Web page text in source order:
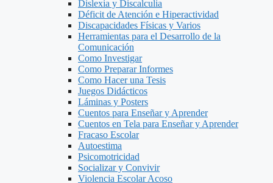
Dislexia y Discalculia
Déficit de Atención e Hiperactividad
Discapacidades Físicas y Varios
Herramientas para el Desarrollo de la
Comunicación
Como Investigar
Como Preparar Informes
Como Hacer una Tesis
Juegos Didácticos
Láminas y Posters
Cuentos para Enseñar y Aprender
Cuentos en Tela para Enseñar y Aprender
Fracaso Escolar
Autoestima
Psicomotricidad
Socializar y Convivir
Violencia Escolar Acoso